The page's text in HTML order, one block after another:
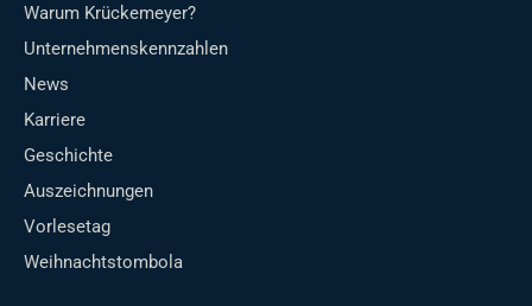
Warum Krückemeyer?
Unternehmenskennzahlen
News
Karriere
Geschichte
Auszeichnungen
Vorlesetag
Weihnachtstombola